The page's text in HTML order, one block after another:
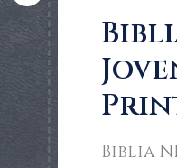
Biblia
Para
Jovenes/
Print
cantidad